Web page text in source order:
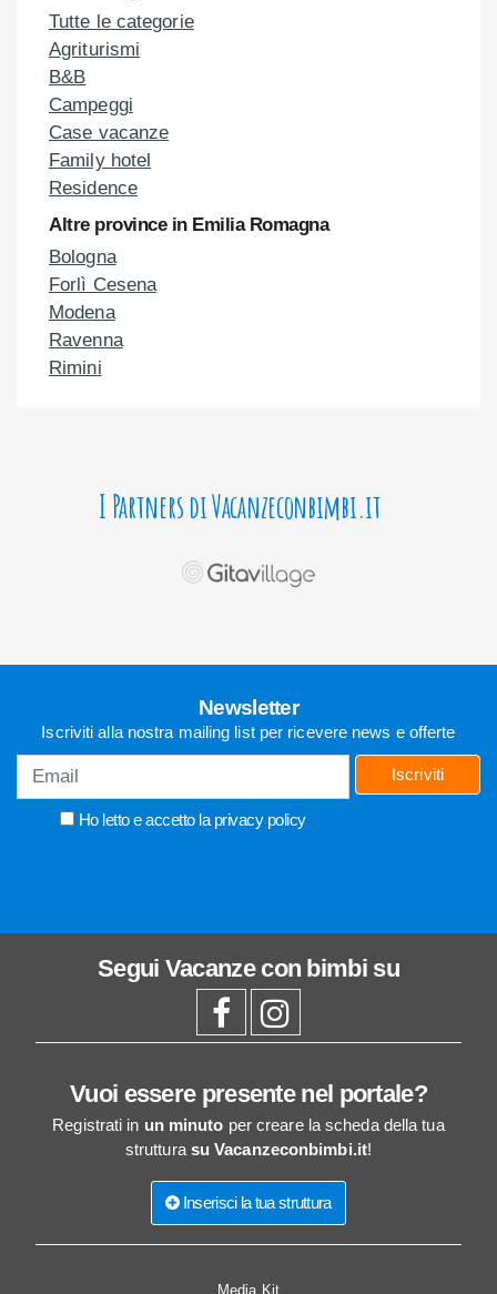
Tutte le categorie
Agriturismi
B&B
Campeggi
Case vacanze
Family hotel
Residence
Altre province in Emilia Romagna
Bologna
Forlì Cesena
Modena
Ravenna
Rimini
I Partners di Vacanzeconbimbi.it
Newsletter
Iscriviti alla nostra mailing list per ricevere news e offerte
Ho letto e accetto la privacy policy
Iscriviti
Segui Vacanze con bimbi su
Vuoi essere presente nel portale?
Registrati in un minuto per creare la scheda della tua
struttura su Vacanzeconbimbi.it!
Inserisci la tua struttura
Media Kit